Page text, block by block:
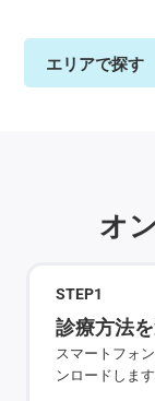
エリアで探す
オ
STEP1
診療方法
スマートフォ
ンロードします